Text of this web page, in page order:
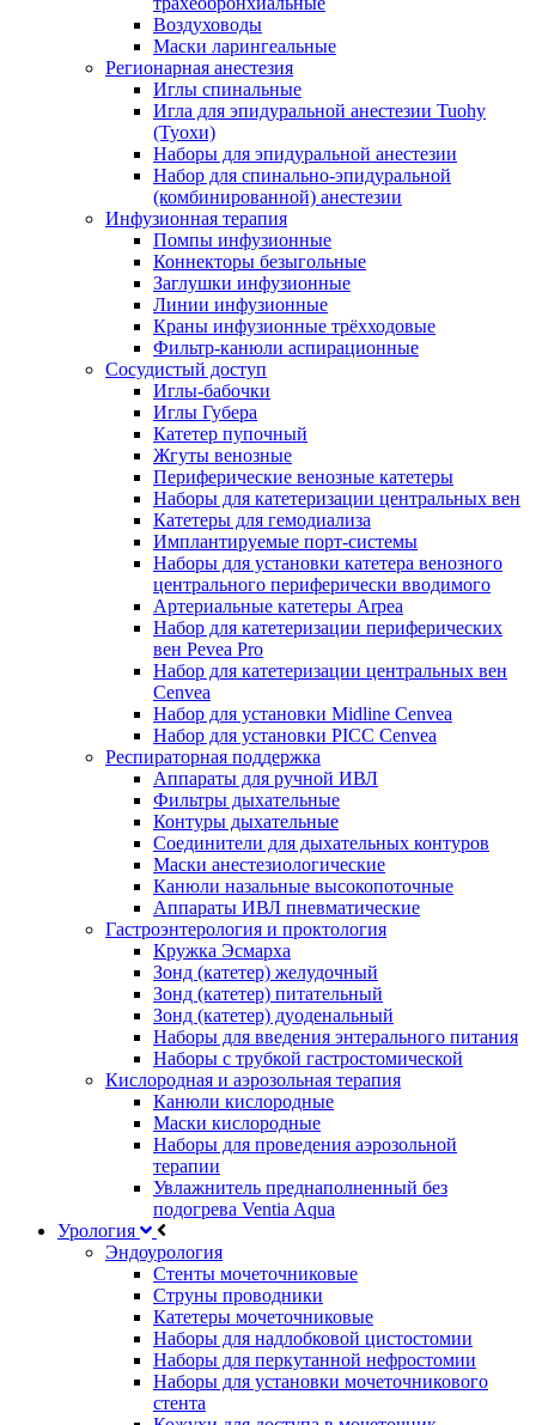
Воздуховоды
Маски ларингеальные
Регионарная анестезия
Иглы спинальные
Игла для эпидуральной анестезии Tuohy
(Туохи)
Наборы для эпидуральной анестезии
Набор для спинально-эпидуральной
(комбинированной) анестезии
Инфузионная терапия
Помпы инфузионные
Коннекторы безыгольные
Заглушки инфузионные
Линии инфузионные
Краны инфузионные трёхходовые
Фильтр-канюли аспирационные
Сосудистый доступ
Иглы-бабочки
Иглы Губера
Катетер пупочный
Жгуты венозные
Периферические венозные катетеры
Наборы для катетеризации центральных вен
Катетеры для гемодиализа
Имплантируемые порт‑системы
Наборы для установки катетера венозного
центрального периферически вводимого
Артериальные катетеры Arpea
Набор для катетеризации периферических
вен Pevea Pro
Набор для катетеризации центральных вен
Cenvea
Набор для установки Midline Cenvea
Набор для установки PICC Cenvea
Респираторная поддержка
Аппараты для ручной ИВЛ
Фильтры дыхательные
Контуры дыхательные
Соединители для дыхательных контуров
Маски анестезиологические
Канюли назальные высокопоточные
Аппараты ИВЛ пневматические
Гастроэнтерология и проктология
Кружка Эсмарха
Зонд (катетер) желудочный
Зонд (катетер) питательный
Зонд (катетер) дуоденальный
Наборы для введения энтерального питания
Наборы с трубкой гастростомической
Кислородная и аэрозольная терапия
Канюли кислородные
Маски кислородные
Наборы для проведения аэрозольной
терапии
Увлажнитель преднаполненный без
подогрева Ventia Aqua
Урология
Эндоурология
Стенты мочеточниковые
Струны проводники
Катетеры мочеточниковые
Наборы для надлобковой цистостомии
Наборы для перкутанной нефростомии
Наборы для установки мочеточникового
стента